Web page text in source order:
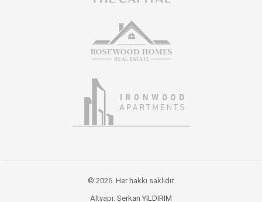
© 2026. Her hakkı saklıdır.
Altyapı: Serkan YILDIRIM